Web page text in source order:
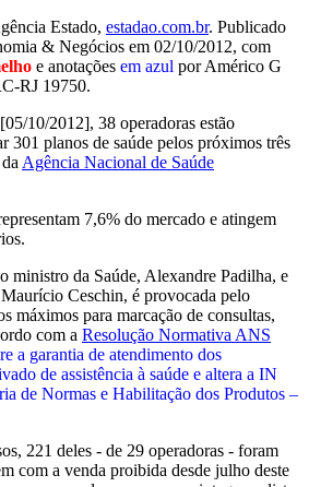
Estado, estadao.com.br. Publicado
& Negócios em 02/10/2012, com
e anotações em azul por Américo G
RJ 19750.
10/2012], 38 operadoras estão
301 planos de saúde pelos próximos três
Agência Nacional de Saúde
7,6% do mercado e atingem
ministro da Saúde, Alexandre Padilha, e
Ceschin, é provocada pelo
máximos para marcação de consultas,
com a Resolução Normativa ANS
a garantia de atendimento dos
de assistência à saúde e altera a IN
de Normas e Habilitação dos Produtos –
221 deles - de 29 operadoras - foram
com a venda proibida desde julho deste